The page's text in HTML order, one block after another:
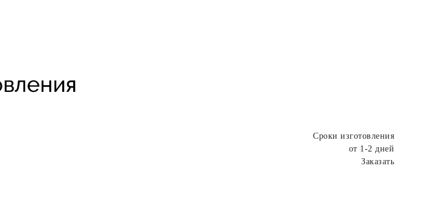
Сроки изготовления
от 1-2 дней
Заказать